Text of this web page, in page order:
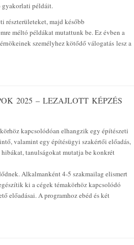
gyakorlati példáit.
részterületeket, majd később
méltó példákat mutattunk be. Ez évben a
személyhez kötődő válogatás lesz a
2025 – LEZAJLOTT KÉPZÉS
kapcsolódóan elhangzik egy építészeti
valamint egy építésügyi szakértői előadás,
tanulságokat mutatja be konkrét
Alkalmanként 4-5 szakmailag elismert
ki a cégek témakörhöz kapcsolódó
előadásai. A programhoz ebéd és két